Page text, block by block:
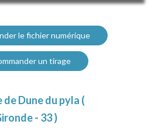
le fichier numérique
un tirage
Dune du pyla (
- 33 )